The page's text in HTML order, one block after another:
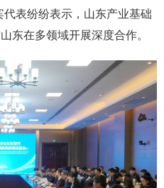
表纷纷表示，山东产业基础
东在多领域开展深度合作。